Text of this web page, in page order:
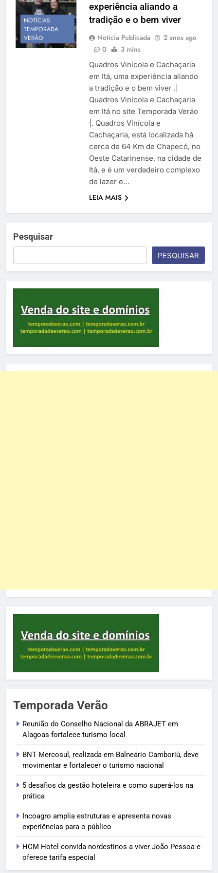
Temporada Verão 2027
NOTÍCIAS
TEMPORADA
VERÃO
experiência aliando a
tradição e o bem viver
Notícia Publicada
2 anos ago
0
3 mins
Quadros Vinícola e Cachaçaria
em Itá, uma experiência aliando
a tradição e o bem viver .|
Quadros Vinícola e Cachaçaria
em Itá no site Temporada Verão
|. Quadros Vinícola e
Cachaçaria, está localizada há
cerca de 64 Km de Chapecó, no
Oeste Catarinense, na cidade de
Itá, e é um verdadeiro complexo
de lazer e…
LEIA MAIS
Pesquisar
PESQUISAR
Temporada Verão
Reunião do Conselho Nacional da ABRAJET em
Alagoas fortalece turismo local
BNT Mercosul, realizada em Balneário Camboriú, deve
movimentar e fortalecer o turismo nacional
5 desafios da gestão hoteleira e como superá-los na
prática
Incoagro amplia estruturas e apresenta novas
experiências para o público
HCM Hotel convida nordestinos a viver João Pessoa e
oferece tarifa especial